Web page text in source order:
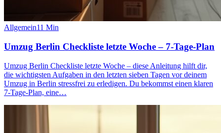
Allgemein11 Min
Umzug Berlin Checkliste letzte Woche – 7-Tage-Plan
Umzug Berlin Checkliste letzte Woche – diese Anleitung hilft dir,
die wichtigsten Aufgaben in den letzten sieben Tagen vor deinem
Umzug in Berlin stressfrei zu erledigen. Du bekommst einen klaren
7‑Tage‑Plan, eine…